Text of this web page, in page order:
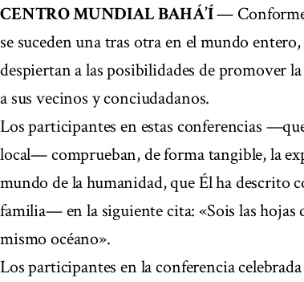
CENTRO MUNDIAL BAHÁ’Í—
se suceden una tras otra en el mundo
despiertan a las posibilidades de promover
a sus vecinos y conciudadanos.
Los participantes en estas conferencias
local— comprueban, de forma tangible, la
mundo de la humanidad, que Él ha
familia— en la siguiente cita: «Sois las hojas
mismo océano».
Los participantes en la conferencia